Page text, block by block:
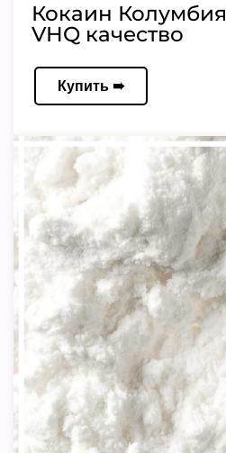
Кокаин Колумбия
VHQ качество
Купить ➠